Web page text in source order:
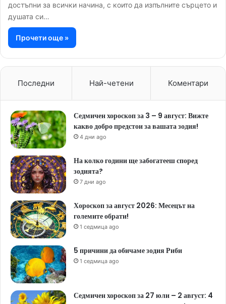
достъпни за всички начина, с които да изпълните сърцето и
душата си…
Прочети още »
Последни Най-четени Коментари
Седмичен хороскоп за 3 – 9 август: Вижте
какво добро предстои за вашата зодия!
4 дни ago
На колко години ще забогатееш според
зодията?
7 дни ago
Хороскоп за август 2026: Месецът на
големите обрати!
1 седмица ago
5 причини да обичаме зодия Риби
1 седмица ago
Седмичен хороскоп за 27 юли – 2 август: 4